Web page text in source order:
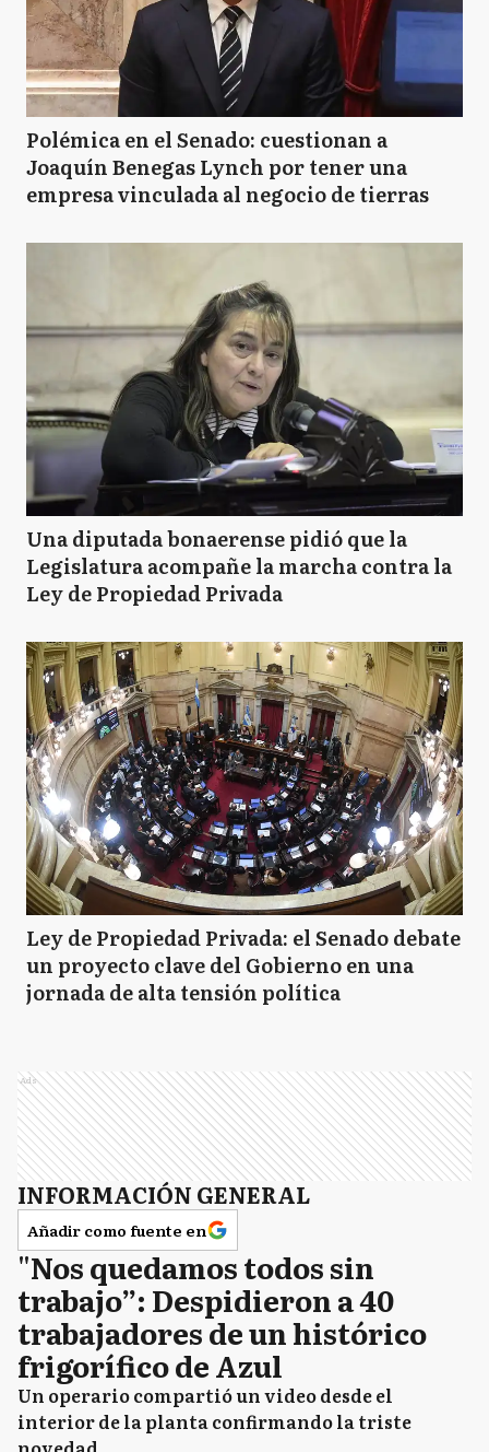
Polémica en el Senado: cuestionan a
Joaquín Benegas Lynch por tener una
empresa vinculada al negocio de tierras
Una diputada bonaerense pidió que la
Legislatura acompañe la marcha contra la
Ley de Propiedad Privada
Ley de Propiedad Privada: el Senado debate
un proyecto clave del Gobierno en una
jornada de alta tensión política
Ads
INFORMACIÓN GENERAL
Añadir como fuente en
"Nos quedamos todos sin
trabajo”: Despidieron a 40
trabajadores de un histórico
frigorífico de Azul
Un operario compartió un video desde el
interior de la planta confirmando la triste